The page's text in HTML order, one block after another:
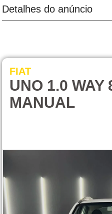
Detalhes do anúncio
FIAT
UNO 1.0 WAY
MANUAL